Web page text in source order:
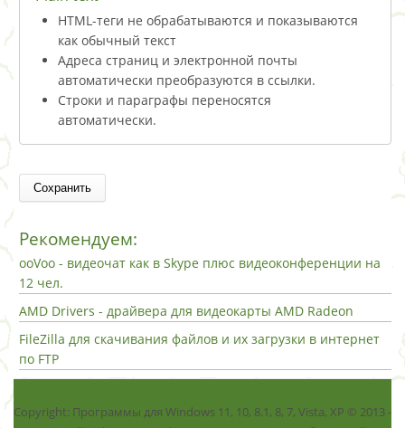
HTML-теги не обрабатываются и показываются
как обычный текст
Адреса страниц и электронной почты
автоматически преобразуются в ссылки.
Строки и параграфы переносятся
автоматически.
Рекомендуем:
ooVoo - видеочат как в Skype плюс видеоконференции на
12 чел.
AMD Drivers - драйвера для видеокарты AMD Radeon
FileZilla для скачивания файлов и их загрузки в интернет
по FTP
Copyright: Программы для Windows 11, 10, 8.1, 8, 7, Vista, ХР © 2013 -